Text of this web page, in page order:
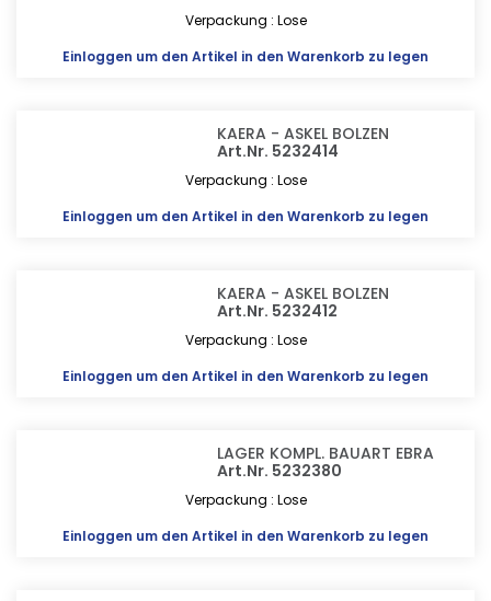
Verpackung : Lose
Einloggen um den Artikel in den Warenkorb zu legen
KAERA - ASKEL BOLZEN
Art.Nr. 5232414
Verpackung : Lose
Einloggen um den Artikel in den Warenkorb zu legen
KAERA - ASKEL BOLZEN
Art.Nr. 5232412
Verpackung : Lose
Einloggen um den Artikel in den Warenkorb zu legen
LAGER KOMPL. BAUART EBRA
Art.Nr. 5232380
Verpackung : Lose
Einloggen um den Artikel in den Warenkorb zu legen